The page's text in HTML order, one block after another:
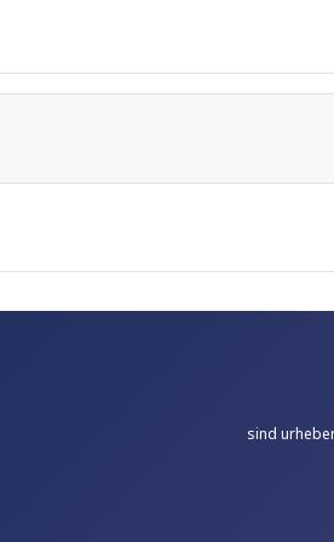
sind